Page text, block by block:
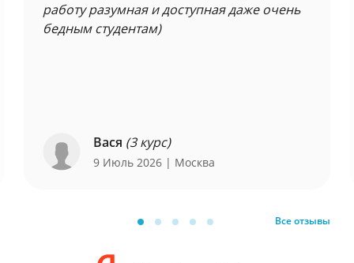
работу разумная и доступная даже очень
бедным студентам)
Вася (3 курс)
9 Июль 2026 | Москва
Все отзывы